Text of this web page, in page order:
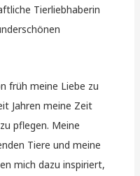
Tierliebhaberin
früh meine Liebe zu
Jahren meine Zeit
pflegen. Meine
Tiere und meine
mich dazu inspiriert,